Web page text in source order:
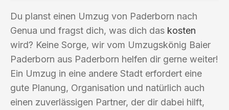
Du planst einen Umzug von Paderborn nach
Genua und fragst dich, was dich das kosten
wird? Keine Sorge, wir vom Umzugskönig Baier
Paderborn aus Paderborn helfen dir gerne weiter!
Ein Umzug in eine andere Stadt erfordert eine
gute Planung, Organisation und natürlich auch
einen zuverlässigen Partner, der dir dabei hilft,